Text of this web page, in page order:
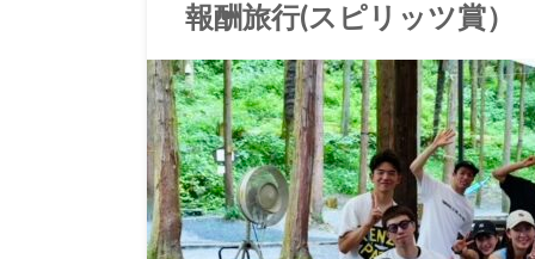
報酬旅行(スピリッツ賞）